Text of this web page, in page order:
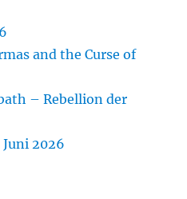
and the Curse of
– Rebellion der
Juni 2026